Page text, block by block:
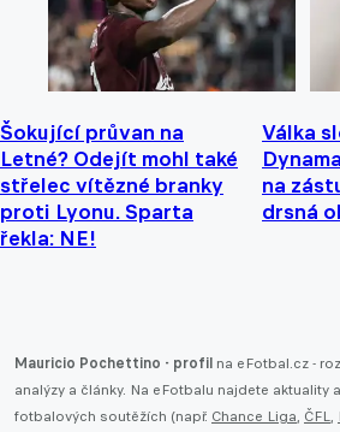
Šokující průvan na
Letné? Odejít mohl také
střelec vítězné branky
proti Lyonu. Sparta
řekla: NE!
Válka
na
drsná
Mauricio Pochettino - profil na eFotbal.cz -
analýzy a články. Na eFotbalu najdete aktuality
fotbalových soutěžích (např. Chance Liga, ČFL,